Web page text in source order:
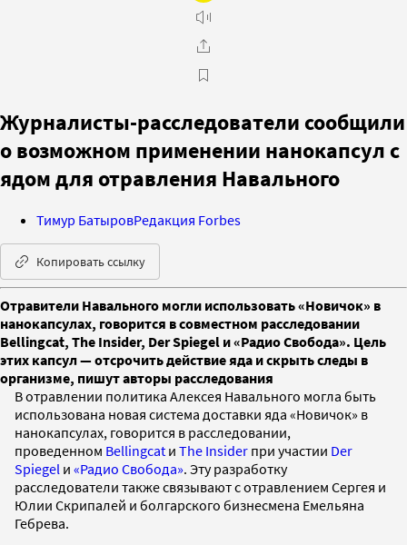
Журналисты-расследователи сообщили
о возможном применении нанокапсул с
ядом для отравления Навального
Тимур БатыровРедакция Forbes
Копировать ссылку
Отравители Навального могли использовать «Новичок» в
нанокапсулах, говорится в совместном расследовании
Bellingcat, The Insider, Der Spiegel и «Радио Свобода». Цель
этих капсул — отсрочить действие яда и скрыть следы в
организме, пишут авторы расследования
В отравлении политика Алексея Навального могла быть
использована новая система доставки яда «Новичок» в
нанокапсулах, говорится в расследовании,
проведенном Bellingcat и The Insider при участии Der
Spiegel и «Радио Свобода». Эту разработку
расследователи также связывают с отравлением Сергея и
Юлии Скрипалей и болгарского бизнесмена Емельяна
Гебрева.